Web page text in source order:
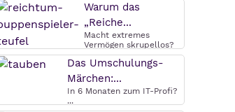
Warum das
„Reiche...
Macht extremes
Vermögen skrupellos?
Warum das ...
Das Umschulungs-
Märchen:...
In 6 Monaten zum IT-Profi?
...